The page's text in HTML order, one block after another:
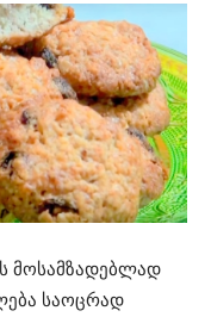
მოსამზადებლად
საოცრად